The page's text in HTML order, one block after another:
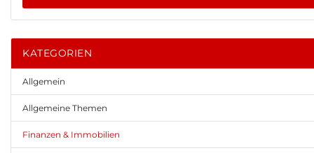
KATEGORIEN
Allgemein
Allgemeine Themen
Finanzen & Immobilien